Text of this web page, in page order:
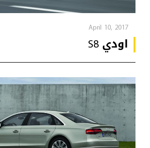
April 10, 2017
اودي S8